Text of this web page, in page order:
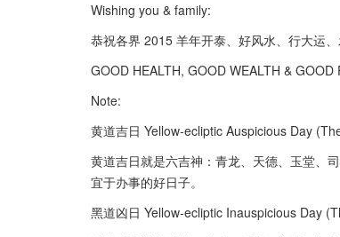
Wishing you & family:
恭祝各界 2015 羊年开泰、好风水、行大运
GOOD HEALTH, GOOD WEALTH &
Note:
黄道吉日 Yellow-ecliptic Auspicious Day
黄道吉日就是六吉神：青龙、天德、玉堂、
宜于办事的好日子。
黑道凶日 Yellow-ecliptic Inauspicious Day